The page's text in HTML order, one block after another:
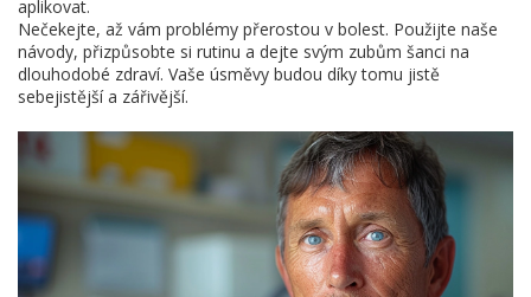
aplikovat.
Nečekejte, až vám problémy přerostou v bolest. Použijte naše
návody, přizpůsobte si rutinu a dejte svým zubům šanci na
dlouhodobé zdraví. Vaše úsměvy budou díky tomu jistě
sebejistější a zářivější.